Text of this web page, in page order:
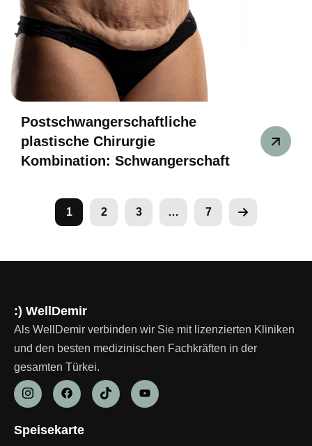
Postschwangerschaftliche
plastische Chirurgie
Kombination: Schwangerschaft
1 2 3 … 7
:) WellDemir
Als WellDemir verbinden wir Sie mit lizenzierten Kliniken
und den besten medizinischen Fachkräften in der
gesamten Türkei.
Speisekarte